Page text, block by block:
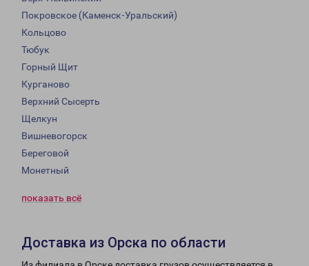
Покровское (Каменск-Уральский)
Кольцово
Тюбук
Горный Щит
Курганово
Верхний Сысерть
Щелкун
Вишневогорск
Береговой
Монетный
показать всё
Доставка из Орска по области